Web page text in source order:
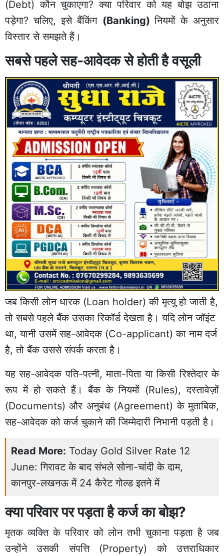
(Debt) कौन चुकाएगा? क्या परिवार को यह बोझ उठाना
पड़ेगा? चलिए, इसे बैंकिंग (Banking)नियमों के अनुसार
विस्तार से समझते हैं।
सबसे पहले सह-आवेदक से होती है वसूली
जब किसी लोन धारक (Loan holder) की मृत्यु हो जाती है,
तो सबसे पहले बैंक उसका रिकॉर्ड देखता है। यदि लोन जॉइंट
था, यानी उसमें सह-आवेदक (Co-applicant) का नाम दर्ज
है, तो बैंक उससे संपर्क करता है।
यह सह-आवेदक पति-पत्नी, माता-पिता या किसी रिश्तेदार के
रूप में हो सकते हैं। बैंक के नियमों (Rules), दस्तावेज़ों
(Documents) और अनुबंध (Agreement) के मुताबिक,
सह-आवेदक को कर्ज चुकाने की जिम्मेदारी निभानी पड़ती है।
Read More: Today Gold Silver Rate 12
June: गिरावट के बाद संभले सोना-चांदी के दाम,
कानपुर-लखनऊ में 24 कैरेट गोल्ड इतने में
क्या परिवार पर पड़ता है कर्ज का बोझ?
मृतक व्यक्ति के परिवार को लोन तभी चुकाना पड़ता है जब
उन्होंने उसकी संपत्ति (Property) को उत्तराधिकार